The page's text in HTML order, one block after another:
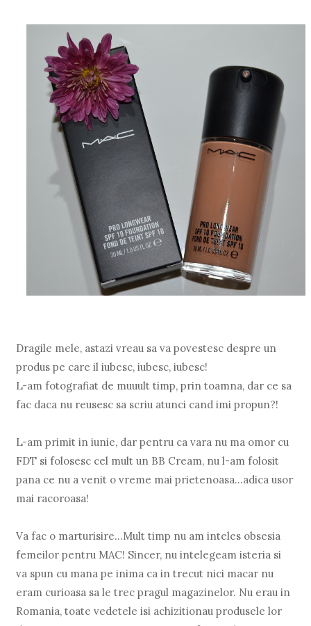
Dragile mele, astazi vreau sa va povestesc despre un
produs pe care il iubesc, iubesc, iubesc!
L-am fotografiat de muuult timp, prin toamna, dar ce sa
fac daca nu reusesc sa scriu atunci cand imi propun?!
L-am primit in iunie, dar pentru ca vara nu ma omor cu
FDT si folosesc cel mult un BB Cream, nu l-am folosit
pana ce nu a venit o vreme mai prietenoasa...adica usor
mai racoroasa!
Va fac o marturisire...Mult timp nu am inteles obsesia
femeilor pentru MAC! Sincer, nu intelegeam isteria si
va spun cu mana pe inima ca in trecut nici macar nu
eram curioasa sa le trec pragul magazinelor. Nu erau in
Romania, toate vedetele isi achizitionau produsele lor